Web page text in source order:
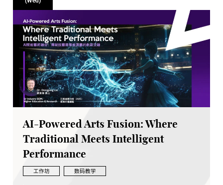
AI-Powered Arts Fusion: Where
Traditional Meets Intelligent
Performance
工作坊 数码教学